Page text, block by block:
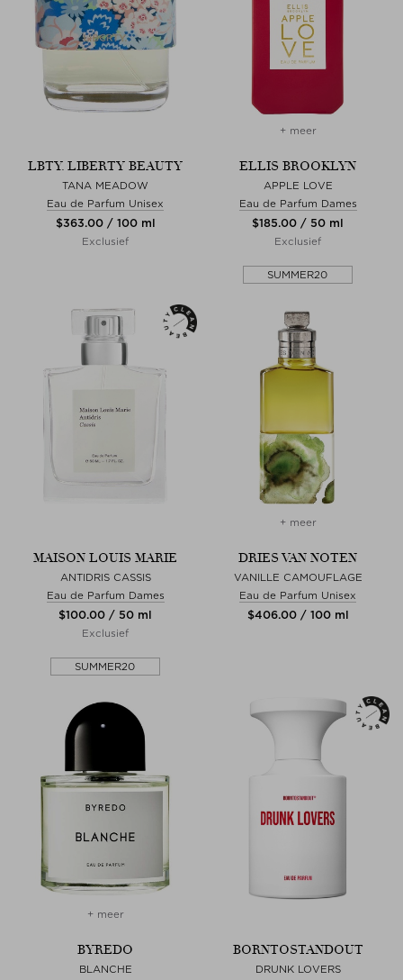
LBTY. LIBERTY BEAUTY
TANA MEADOW
Eau de Parfum Unisex
$‌363.00 / 100 ml
Exclusief
+ meer
ELLIS BROOKLYN
APPLE LOVE
Eau de Parfum Dames
$‌185.00 / 50 ml
Exclusief
SUMMER20
MAISON LOUIS MARIE
ANTIDRIS CASSIS
Eau de Parfum Dames
$‌100.00 / 50 ml
Exclusief
SUMMER20
+ meer
DRIES VAN NOTEN
VANILLE CAMOUFLAGE
Eau de Parfum Unisex
$‌406.00 / 100 ml
+ meer
BYREDO
BLANCHE
BORNTOSTANDOUT
DRUNK LOVERS